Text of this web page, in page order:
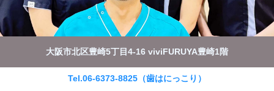
大阪市北区豊崎5丁目4-16 viviFURUYA豊崎1階
Tel.06-6373-8825（歯はにっこり）